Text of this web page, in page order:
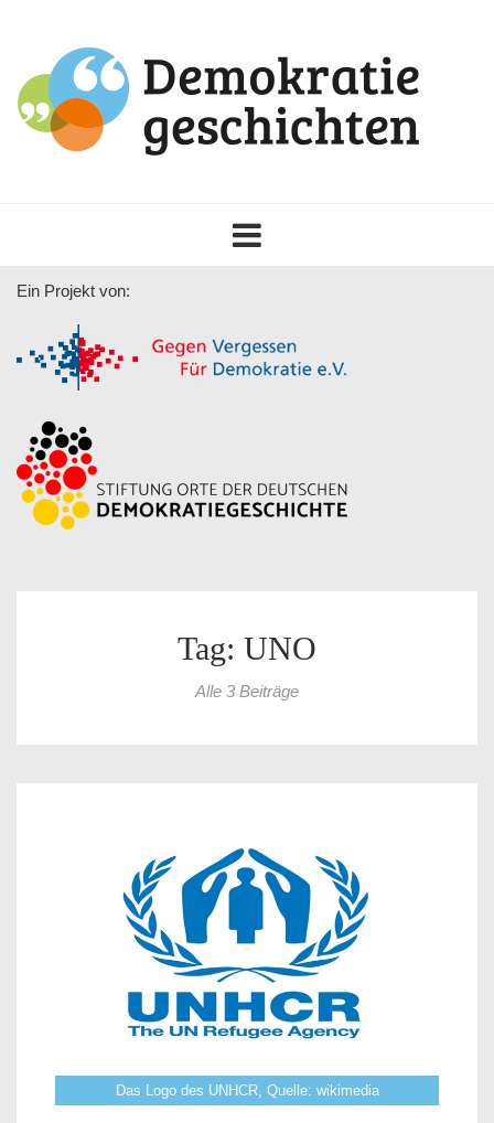
navigation
Ein Projekt von:
Tag: UNO
Alle 3 Beiträge
Das Logo des UNHCR, Quelle: wikimedia